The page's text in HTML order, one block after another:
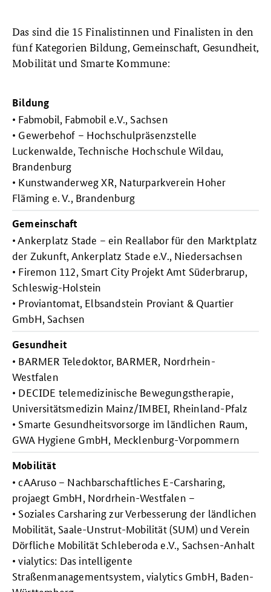
Das sind die 15 Finalistinnen und Finalisten in den
fünf Kategorien Bildung, Gemeinschaft, Gesundheit,
Mobilität und Smarte Kommune:
Bildung
• Fabmobil, Fabmobil e.V., Sachsen
• Gewerbehof – Hochschulpräsenzstelle
Luckenwalde, Technische Hochschule Wildau,
Brandenburg
• Kunstwanderweg XR, Naturparkverein Hoher
Fläming e. V., Brandenburg
Gemeinschaft
• Ankerplatz Stade – ein Reallabor für den Marktplatz
der Zukunft, Ankerplatz Stade e.V., Niedersachsen
• Firemon 112, Smart City Projekt Amt Süderbrarup,
Schleswig-Holstein
• Proviantomat, Elbsandstein Proviant & Quartier
GmbH, Sachsen
Gesundheit
• BARMER Teledoktor, BARMER, Nordrhein-
Westfalen
• DECIDE telemedizinische Bewegungstherapie,
Universitätsmedizin Mainz/IMBEI, Rheinland-Pfalz
• Smarte Gesundheitsvorsorge im ländlichen Raum,
GWA Hygiene GmbH, Mecklenburg-Vorpommern
Mobilität
• cAAruso – Nachbarschaftliches E-Carsharing,
projaegt GmbH, Nordrhein-Westfalen –
• Soziales Carsharing zur Verbesserung der ländlichen
Mobilität, Saale-Unstrut-Mobilität (SUM) und Verein
Dörfliche Mobilität Schleberoda e.V., Sachsen-Anhalt
• vialytics: Das intelligente
Straßenmanagementsystem, vialytics GmbH, Baden-